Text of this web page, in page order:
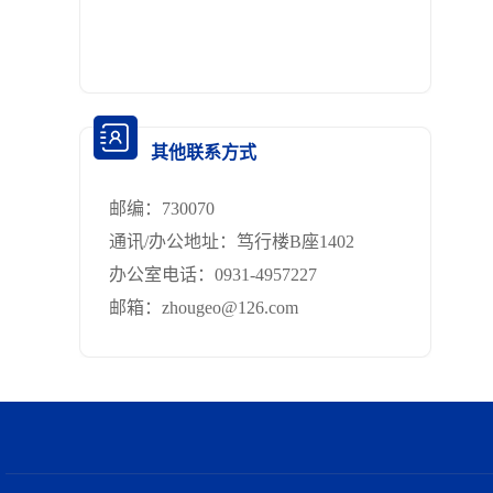
其他联系方式
邮编： 730070
通讯/办公地址： 笃行楼B座1402
办公室电话： 0931-4957227
邮箱： zhougeo@126.com